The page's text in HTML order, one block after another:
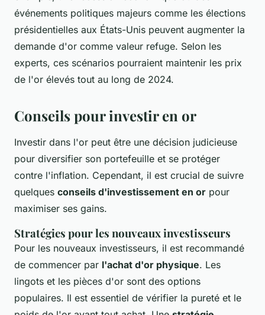
événements politiques majeurs comme les élections
présidentielles aux États-Unis peuvent augmenter la
demande d'or comme valeur refuge. Selon les
experts, ces scénarios pourraient maintenir les prix
de l'or élevés tout au long de 2024.
Conseils pour investir en or
Investir dans l'or peut être une décision judicieuse
pour diversifier son portefeuille et se protéger
contre l'inflation. Cependant, il est crucial de suivre
quelques conseils d'investissement en or pour
maximiser ses gains.
Stratégies pour les nouveaux investisseurs
Pour les nouveaux investisseurs, il est recommandé
de commencer par l'achat d'or physique. Les
lingots et les pièces d'or sont des options
populaires. Il est essentiel de vérifier la pureté et le